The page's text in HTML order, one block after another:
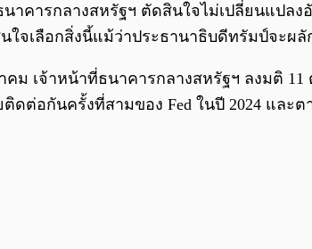
าคารกลางสหรัฐฯ ตัดสินใจไม่เปลี่ยนแปล
ใจเลือกสิ่งนี้แม้ว่าประธานาธิบดีทรัมป์จะผ
ม เจ้าหน้าที่ธนาคารกลางสหรัฐฯ ลงมติ 11
ดต่อกันครั้งที่สามของ Fed ในปี 2024 และ